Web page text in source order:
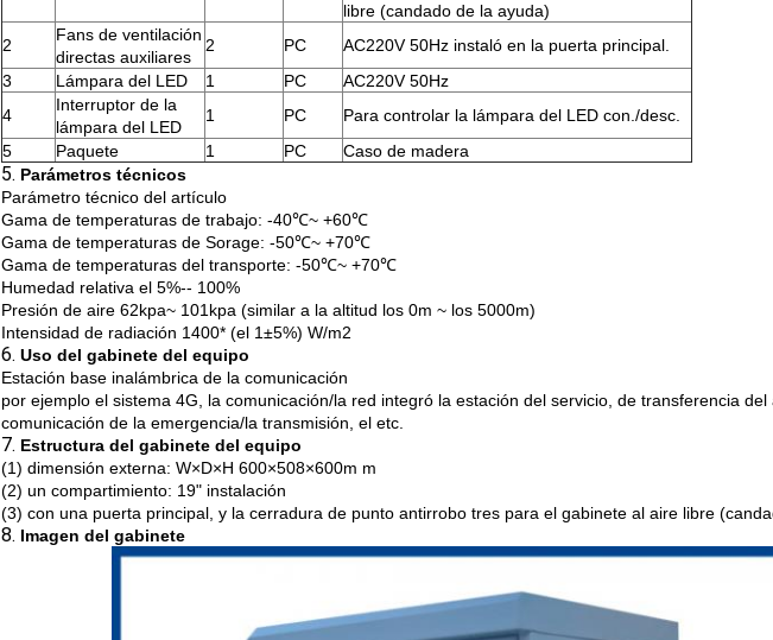
libre (candado de la ayuda)
2
Fans de ventilación
directas auxiliares
2 PC
AC220V 50Hz instaló en la puerta principal.
3
Lámpara del LED 1 PC
AC220V 50Hz
4
Interruptor de la
lámpara del LED
1 PC
Para controlar la lámpara del LED con./desc.
5
Paquete 1 PC Caso de madera
5. Parámetros técnicos
Parámetro técnico del artículo
Gama de temperaturas de trabajo: -40℃~ +60℃
Gama de temperaturas de Sorage: -50℃~ +70℃
Gama de temperaturas del transporte: -50℃~ +70℃
Humedad relativa el 5%-- 100%
Presión de aire 62kpa~ 101kpa (similar a la altitud los 0m ~ los 5000m)
Intensidad de radiación 1400* (el 1±5%) W/m2
6. Uso del gabinete del equipo
Estación base inalámbrica de la comunicación
por ejemplo el sistema 4G, la comunicación/la red integró la estación del servicio, de transferencia
comunicación de la emergencia/la transmisión, el etc.
7. Estructura del gabinete del equipo
(1) dimensión externa: W×D×H 600×508×600m m
(2) un compartimiento: 19" instalación
(3) con una puerta principal, y la cerradura de punto antirrobo tres para el gabinete al aire libre
8. Imagen del gabinete